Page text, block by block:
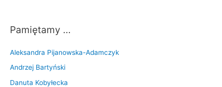
Pamiętamy …
Aleksandra Pijanowska-Adamczyk
Andrzej Bartyński
Danuta Kobyłecka